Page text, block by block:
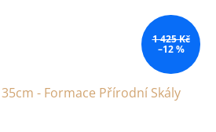
1 425 Kč
–12 %
- Formace Přírodní Skály